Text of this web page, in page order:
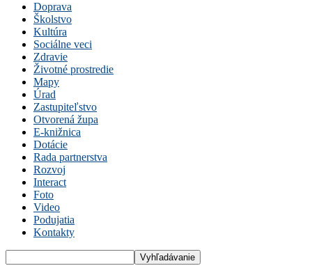
Doprava
Školstvo
Kultúra
Sociálne veci
Zdravie
Životné prostredie
Mapy
Úrad
Zastupiteľstvo
Otvorená župa
E-knižnica
Dotácie
Rada partnerstva
Rozvoj
Interact
Foto
Video
Podujatia
Kontakty